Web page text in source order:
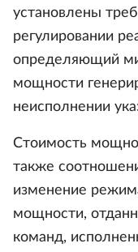
установлены
регулировании
определяющий
мощности
неисполнении
Стоимость
также
изменение
мощности,
команд,